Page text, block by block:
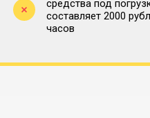
средства под
составляет 2000
часов